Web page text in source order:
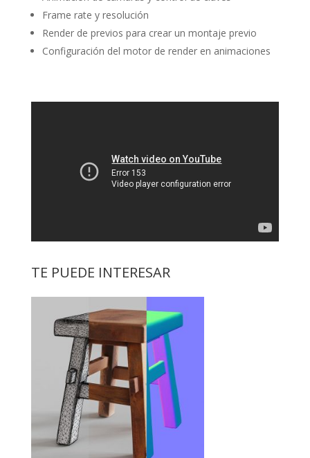
Frame rate y resolución
Render de previos para crear un montaje previo
Configuración del motor de render en animaciones
TE PUEDE INTERESAR